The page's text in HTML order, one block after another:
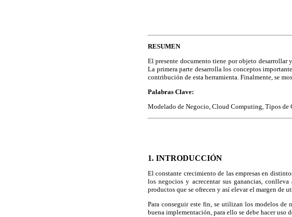
RESUMEN
El presente documento tiene por objeto
La primera parte desarrolla los conceptos
contribución de esta herramienta. Finalmente, se
Palabras Clave:
Modelado de Negocio, Cloud Computing, Tipos
1. INTRODUCCIÓN
El constante crecimiento de las empresas en
los negocios y acrecentar sus ganancias,
productos que se ofrecen y así elevar el margen de
Para conseguir este fin, se utilizan los modelos de
buena implementación, para ello se debe hacer uso